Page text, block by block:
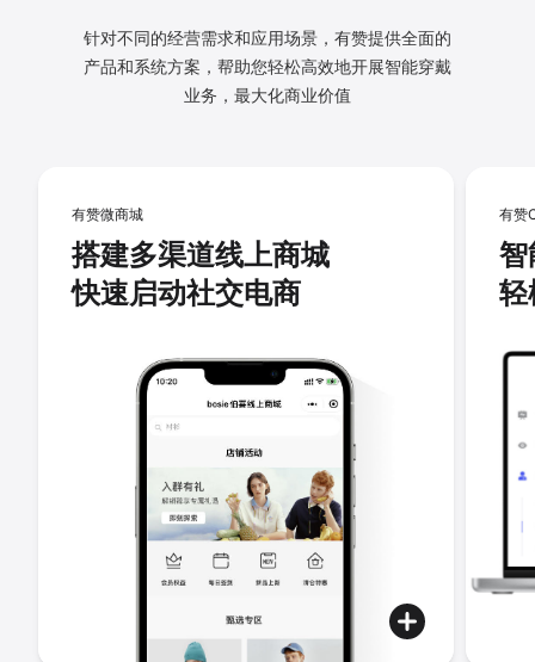
针对不同的经营需求和应用场景，有赞提供全面的
产品和系统方案， 帮助您轻松高效地开展智能穿戴
业务，最大化商业价值
有赞微商城
搭建多渠道线上商城
快速启动社交电商
有赞
智
轻